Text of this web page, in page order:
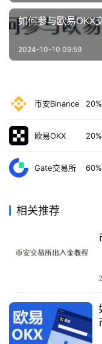
如何参与欧易OKX
2024-10-10 09:59
币安Binance
欧易OKX
Gate交易所
相关推荐